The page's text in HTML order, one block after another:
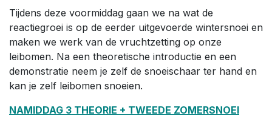
Tijdens deze voormiddag gaan we na wat de
reactiegroei is op de eerder uitgevoerde wintersnoei en
maken we werk van de vruchtzetting op onze
leibomen. Na een theoretische introductie en een
demonstratie neem je zelf de snoeischaar ter hand en
kan je zelf leibomen snoeien.
NAMIDDAG 3 THEORIE + TWEEDE ZOMERSNOEI